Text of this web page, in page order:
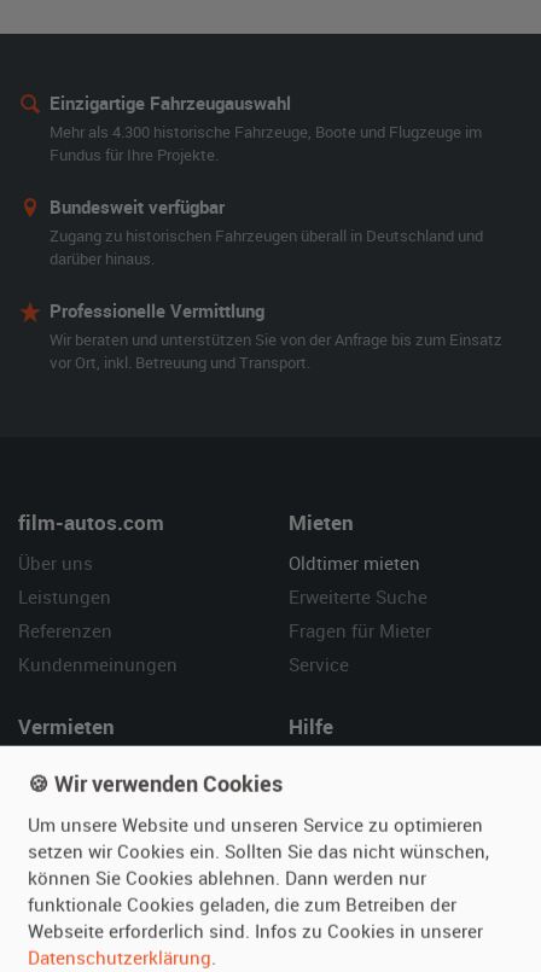
Einzigartige Fahrzeugauswahl
Mehr als 4.300 historische Fahrzeuge, Boote und Flugzeuge im
Fundus für Ihre Projekte.
Bundesweit verfügbar
Zugang zu historischen Fahrzeugen überall in Deutschland und
darüber hinaus.
Professionelle Vermittlung
Wir beraten und unterstützen Sie von der Anfrage bis zum Einsatz
vor Ort, inkl. Betreuung und Transport.
film-autos.com
Über uns
Leistungen
Referenzen
Kundenmeinungen
Mieten
Oldtimer mieten
Erweiterte Suche
Fragen für Mieter
Service
Vermieten
Fragen für Vermieter
Inserat verwalten
Hilfe
Kontakt
SPECIAL
Berühmte Filmautos –
🍪 Wir verwenden Cookies
Um unsere Website und unseren Service zu optimieren
setzen wir Cookies ein. Sollten Sie das nicht wünschen,
können Sie Cookies ablehnen. Dann werden nur
funktionale Cookies geladen, die zum Betreiben der
Webseite erforderlich sind. Infos zu Cookies in unserer
Datenschutzerklärung.